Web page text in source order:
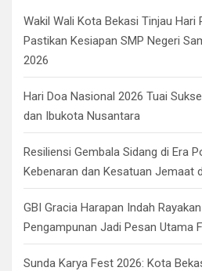
Wakil Wali Kota Bekasi Tinjau Hari
Pastikan Kesiapan SMP Negeri
2026
Hari Doa Nasional 2026 Tuai
dan Ibukota Nusantara
Resiliensi Gembala Sidang di Era
Kebenaran dan Kesatuan Jemaat
GBI Gracia Harapan Indah
Pengampunan Jadi Pesan Utama
Sunda Karya Fest 2026: Kota